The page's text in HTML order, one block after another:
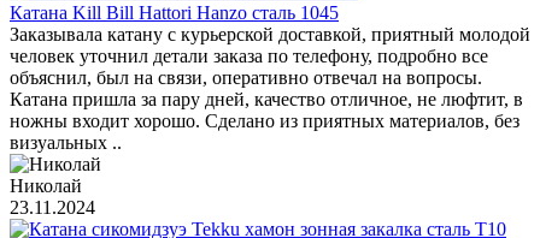
Катана Kill Bill Hattori Hanzo сталь 1045
Заказывала катану с курьерской доставкой, приятный молодой
человек уточнил детали заказа по телефону, подробно все
объяснил, был на связи, оперативно отвечал на вопросы.
Катана пришла за пару дней, качество отличное, не люфтит, в
ножны входит хорошо. Сделано из приятных материалов, без
визуальных ..
Николай
23.11.2024